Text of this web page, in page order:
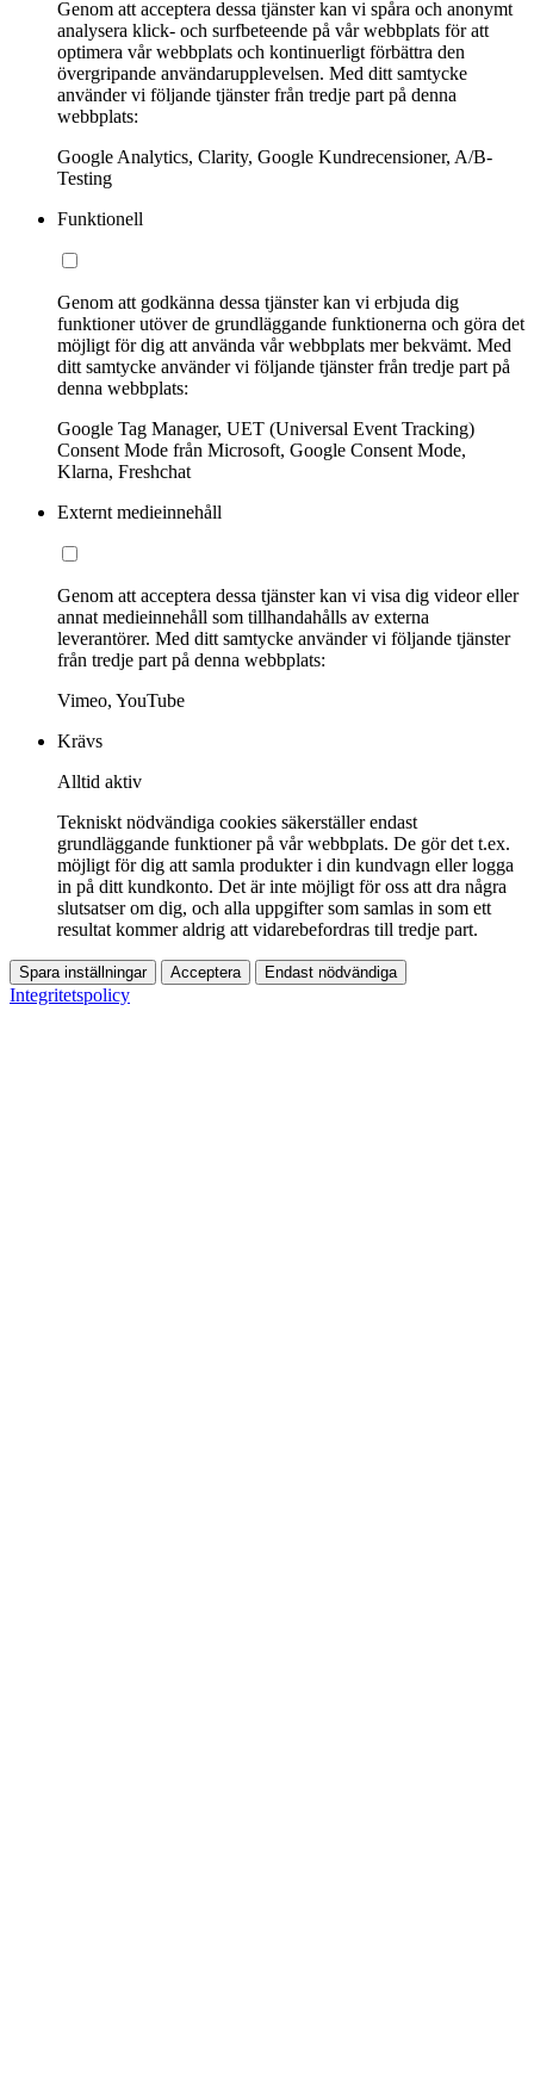
Genom att acceptera dessa tjänster kan vi spåra och anonymt
analysera klick- och surfbeteende på vår webbplats för att
optimera vår webbplats och kontinuerligt förbättra den
övergripande användarupplevelsen. Med ditt samtycke
använder vi följande tjänster från tredje part på denna
webbplats:
Google Analytics, Clarity, Google Kundrecensioner, A/B-
Testing
Funktionell
Genom att godkänna dessa tjänster kan vi erbjuda dig
funktioner utöver de grundläggande funktionerna och göra det
möjligt för dig att använda vår webbplats mer bekvämt. Med
ditt samtycke använder vi följande tjänster från tredje part på
denna webbplats:
Google Tag Manager, UET (Universal Event Tracking)
Consent Mode från Microsoft, Google Consent Mode,
Klarna, Freshchat
Externt medieinnehåll
Genom att acceptera dessa tjänster kan vi visa dig videor eller
annat medieinnehåll som tillhandahålls av externa
leverantörer. Med ditt samtycke använder vi följande tjänster
från tredje part på denna webbplats:
Vimeo, YouTube
Krävs
Alltid aktiv
Tekniskt nödvändiga cookies säkerställer endast
grundläggande funktioner på vår webbplats. De gör det t.ex.
möjligt för dig att samla produkter i din kundvagn eller logga
in på ditt kundkonto. Det är inte möjligt för oss att dra några
slutsatser om dig, och alla uppgifter som samlas in som ett
resultat kommer aldrig att vidarebefordras till tredje part.
Spara inställningar Acceptera Endast nödvändiga
Integritetspolicy